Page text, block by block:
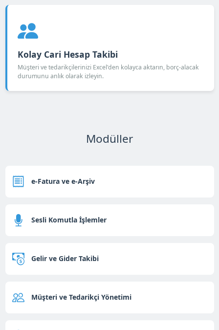
Kolay Cari Hesap Takibi
Müşteri ve tedarikçilerinizi Excel'den kolayca aktarın, borç-alacak
durumunu anlık olarak izleyin.
Modüller
e-Fatura ve e-Arşiv
Sesli Komutla İşlemler
Gelir ve Gider Takibi
Müşteri ve Tedarikçi Yönetimi